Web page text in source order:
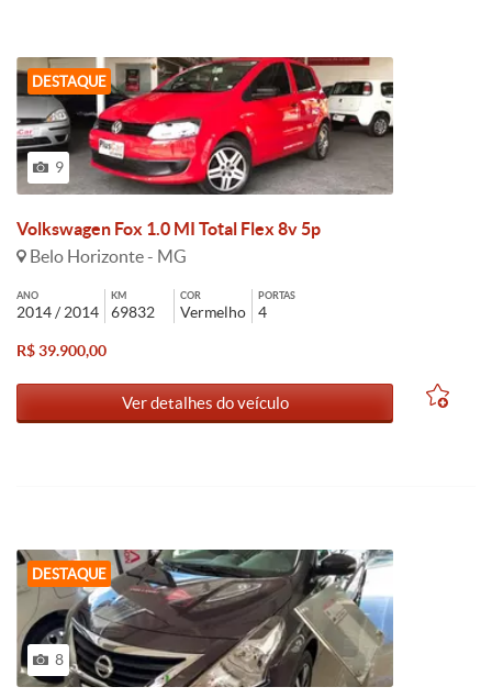
DESTAQUE
9
Volkswagen Fox 1.0 MI Total Flex 8v 5p
Belo Horizonte - MG
ANO
2014 / 2014
KM
69832
COR
Vermelho
PORTAS
4
R$ 39.900,00
Ver detalhes do veículo
DESTAQUE
8